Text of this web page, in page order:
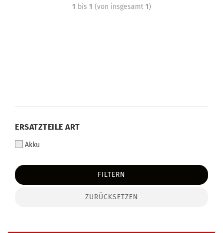
1 bis 1 (von insgesamt 1)
ERSATZTEILE ART
Akku
FILTERN
ZURÜCKSETZEN